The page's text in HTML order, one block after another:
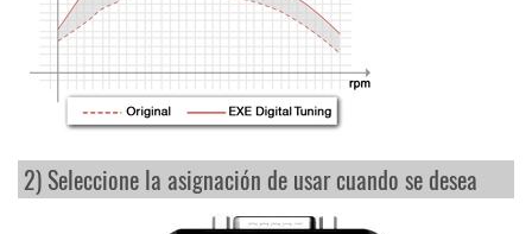
2) Seleccione la asignación de usar cuando se desea